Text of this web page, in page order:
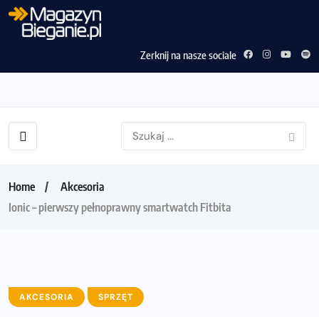
Zerknij na nasze sociale
Home
Akcesoria
Ionic – pierwszy pełnoprawny smartwatch Fitbita
AKCESORIA SPRZĘT